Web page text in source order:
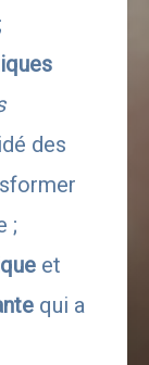
des
;
et
qui a